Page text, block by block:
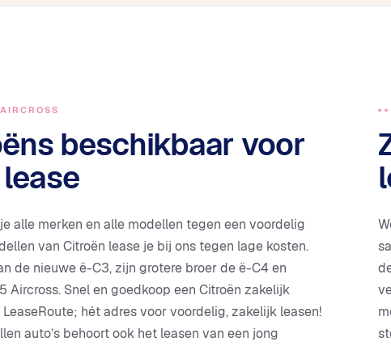
beschikbaar voor
alle merken en alle modellen tegen een voordelig
van Citroën lease je bij ons tegen lage kosten.
de nieuwe ë-C3, zijn grotere broer de ë-C4 en
Aircross. Snel en goedkoop een Citroën zakelijk
hét adres voor voordelig, zakelijk leasen!
auto’s behoort ook het leasen van een jong